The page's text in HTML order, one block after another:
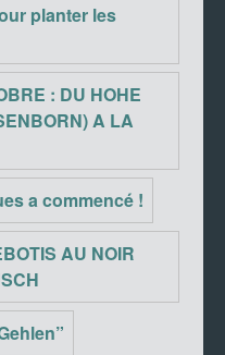
planter les
: DU HOHE
A LA
a commencé !
AU NOIR